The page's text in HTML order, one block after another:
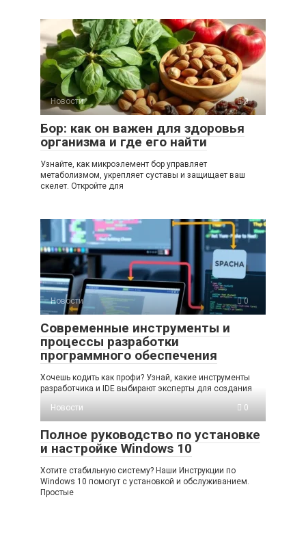
Новости 0
Бор: как он важен для здоровья
организма и где его найти
Узнайте, как микроэлемент бор управляет
метаболизмом, укрепляет суставы и защищает ваш
скелет. Откройте для
Новости 0
Современные инструменты и
процессы разработки
программного обеспечения
Хочешь кодить как профи? Узнай, какие инструменты
разработчика и IDE выбирают эксперты для создания
Новости
0
Полное руководство по установке
и настройке Windows 10
Хотите стабильную систему? Наши Инструкции по
Windows 10 помогут с установкой и обслуживанием.
Простые